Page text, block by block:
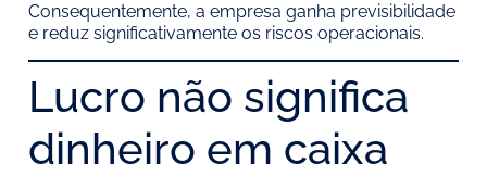
Consequentemente, a empresa ganha previsibilidade
e reduz significativamente os riscos operacionais.
Lucro não significa
dinheiro em caixa